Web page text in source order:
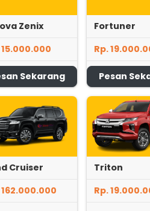
Zenix
15.000.000
Sekarang
Fortuner
Rp.
Pesan
Cruiser
162.000.000
Triton
Rp.